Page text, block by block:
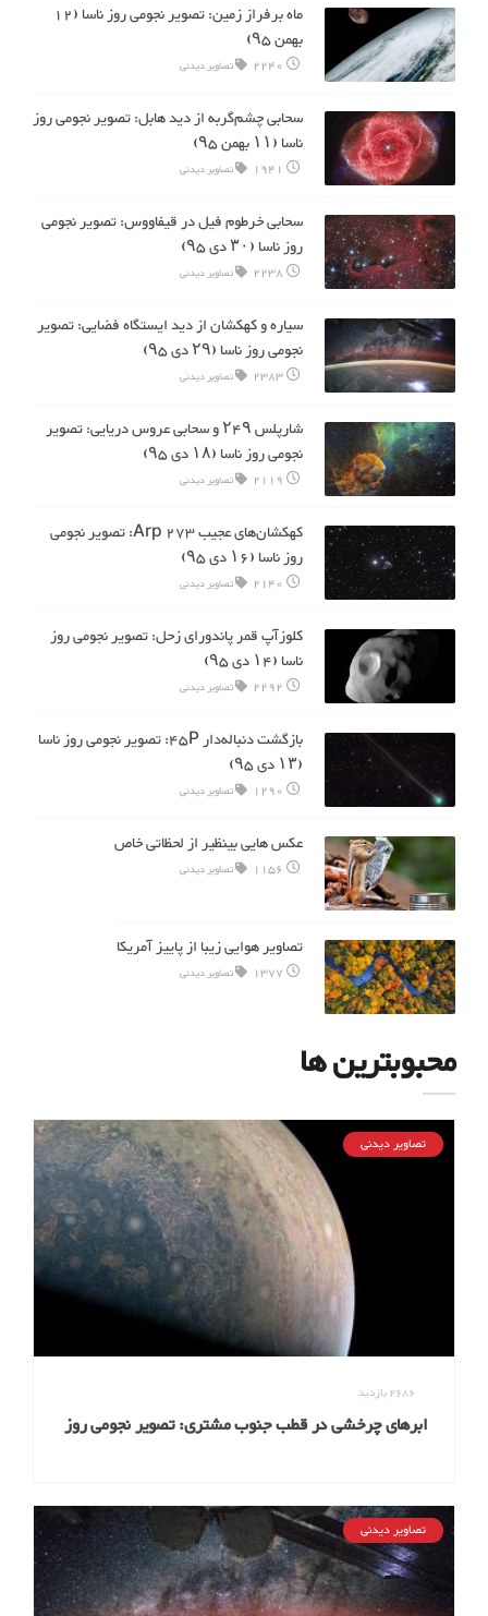
ماه برفراز زمین: تصویر نجومی روز ناسا (12
بهمن ۹۵)
2240 تصاویر دیدنی
سحابی چشم‌گربه از دید هابل: تصویر نجومی روز
ناسا (۱۱ بهمن ۹۵)
1941 تصاویر دیدنی
سحابی خرطوم فیل در قیفاووس: تصویر نجومی
روز ناسا (۳۰ دی ۹۵)
2238 تصاویر دیدنی
سیاره و کهکشان از دید ایستگاه‌ فضایی: تصویر
نجومی روز ناسا (۲۹ دی ۹۵)
2383 تصاویر دیدنی
شارپلس ۲۴۹ و سحابی عروس دریایی: تصویر
نجومی روز ناسا (۱۸ دی ۹۵)
2119 تصاویر دیدنی
کهکشان‌های عجیب Arp 273: تصویر نجومی
روز ناسا (۱۶ دی ۹۵)
2140 تصاویر دیدنی
کلوزآپ قمر پاندورای زحل: تصویر نجومی روز
ناسا (۱۴ دی ۹۵)
2292 تصاویر دیدنی
بازگشت دنباله‌دار ۴۵P: تصویر نجومی روز ناسا
(۱۳ دی ۹۵)
1290 تصاویر دیدنی
عکس هایی بینظیر از لحظاتی خاص
1156 تصاویر دیدنی
تصاویر هوایی زیبا از پاییز آمریکا
1377 تصاویر دیدنی
محبوبترین ها
تصاویر دیدنی
2686بازدید
ابرهای چرخشی در قطب جنوب مشتری: تصویر نجومی روز
تصاویر دیدنی